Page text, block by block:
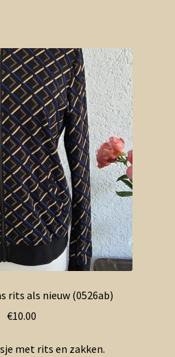
rits als nieuw (0526ab)
€10.00
met rits en zakken.